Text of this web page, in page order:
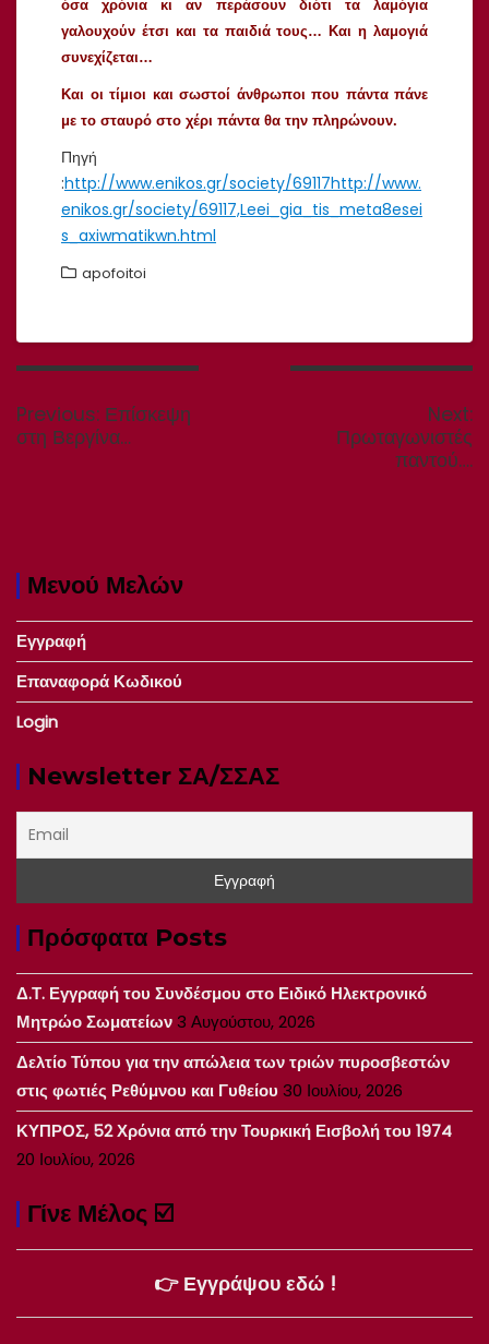
όσα χρόνια κι αν περάσουν διότι τα λαμόγια
γαλουχούν έτσι και τα παιδιά τους… Και η λαμογιά
συνεχίζεται…
Και οι τίμιοι και σωστοί άνθρωποι που πάντα πάνε
με το σταυρό στο χέρι πάντα θα την πληρώνουν.
Πηγή
:http://www.enikos.gr/society/69117http://www.
enikos.gr/society/69117,Leei_gia_tis_meta8esei
s_axiwmatikwn.html
apofoitoi
Πλοήγηση
Previous: Previous
post:
Επίσκεψη
στη Βεργίνα…
Next:
Πρωταγωνιστές
παντού….
Μενού Μελών
Εγγραφή
Επαναφορά Κωδικού
Login
Newsletter ΣΑ/ΣΣΑΣ
Πρόσφατα Posts
Δ.Τ. Εγγραφή του Συνδέσμου στο Ειδικό Ηλεκτρονικό
Μητρώο Σωματείων3 Αυγούστου, 2026
Δελτίο Τύπου για την απώλεια των τριών πυροσβεστών
στις φωτιές Ρεθύμνου και Γυθείου 30 Ιουλίου, 2026
ΚΥΠΡΟΣ, 52 Χρόνια από την Τουρκική Εισβολή του 1974
20 Ιουλίου, 2026
Γίνε Μέλος ☑️
👉 Εγγράψου εδώ !